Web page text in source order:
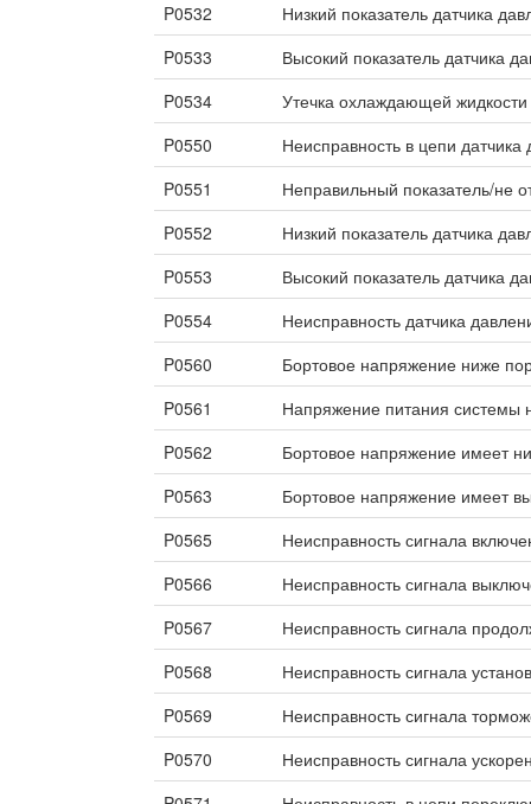
P0532
Низкий показатель датчика
P0533
Высокий показатель датчика
P0534
Утечка охлаждающей
P0550
Неисправность в цепи
P0551
Неправильный показатель/не
P0552
Низкий показатель датчика
P0553
Высокий показатель датчика
P0554
Неисправность датчика
P0560
Бортовое напряжение ниже
P0561
Напряжение питания системы
P0562
Бортовое напряжение имеет
P0563
Бортовое напряжение имеет
P0565
Неисправность сигнала
P0566
Неисправность сигнала
P0567
Неисправность сигнала
P0568
Неисправность сигнала
P0569
Неисправность сигнала
P0570
Неисправность сигнала